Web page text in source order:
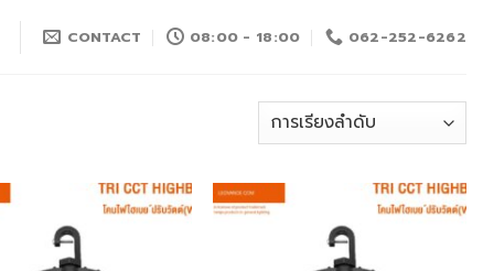
CONTACT 08:00 - 18:00 062-252-6262